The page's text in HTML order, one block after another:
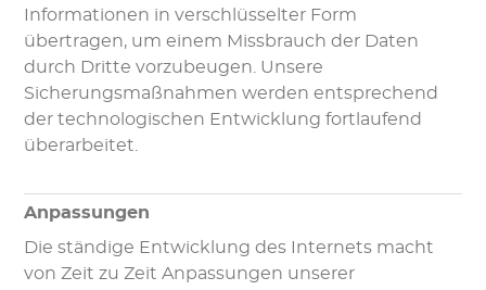
Informationen in verschlüsselter Form
übertragen, um einem Missbrauch der Daten
durch Dritte vorzubeugen. Unsere
Sicherungsmaßnahmen werden entsprechend
der technologischen Entwicklung fortlaufend
überarbeitet.
Anpassungen
Die ständige Entwicklung des Internets macht
von Zeit zu Zeit Anpassungen unserer